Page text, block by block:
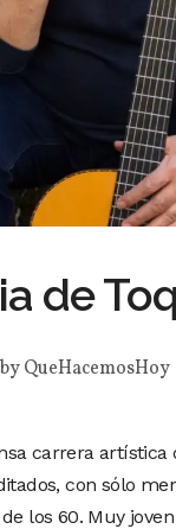
de
byQueHacemosHoy
carrera
con sólo
los 60. Muy